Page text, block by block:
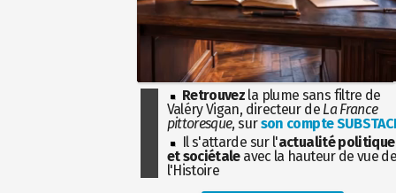
Retrouvez la plume sans filtre de
Valéry Vigan, directeur de La France
pittoresque, surson compte
Il s'attarde sur l'actualité politique
et sociétaleavec la hauteur de vue
l'Histoire